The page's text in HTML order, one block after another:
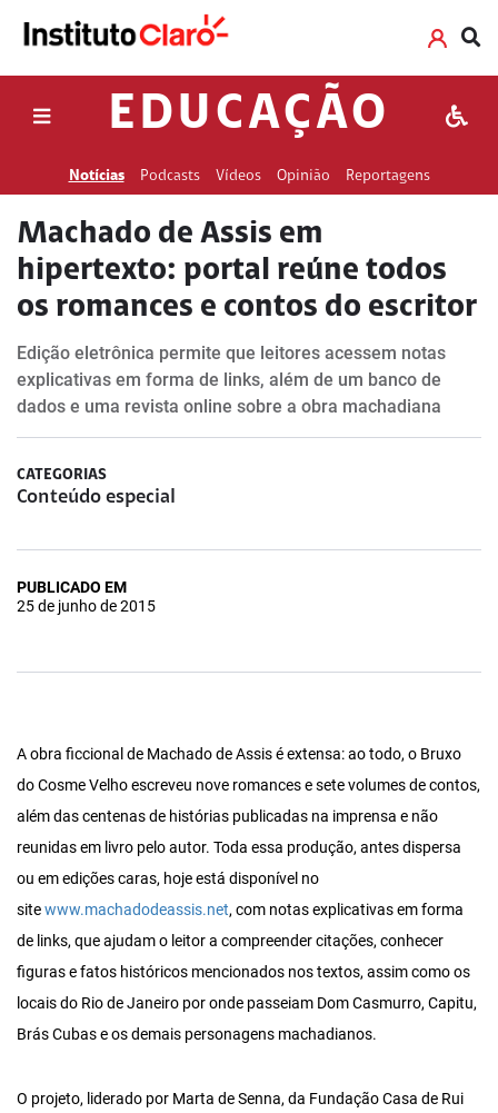
EDUCAÇÃO
Notícias Podcasts Vídeos Opinião Reportagens
Machado de Assis em
hipertexto: portal reúne todos
os romances e contos do escritor
Edição eletrônica permite que leitores acessem notas
explicativas em forma de links, além de um banco de
dados e uma revista online sobre a obra machadiana
CATEGORIAS
Conteúdo especial
PUBLICADO EM
25 de junho de 2015
A obra ficcional de Machado de Assis é extensa: ao todo, o Bruxo
do Cosme Velho escreveu nove romances e sete volumes de contos,
além das centenas de histórias publicadas na imprensa e não
reunidas em livro pelo autor. Toda essa produção, antes dispersa
ou em edições caras, hoje está disponível no
sitewww.machadodeassis.net, com notas explicativas em forma
de links, que ajudam o leitor a compreender citações, conhecer
figuras e fatos históricos mencionados nos textos, assim como os
locais do Rio de Janeiro por onde passeiam Dom Casmurro, Capitu,
Brás Cubas e os demais personagens machadianos.
O projeto, liderado por Marta de Senna, da Fundação Casa de Rui